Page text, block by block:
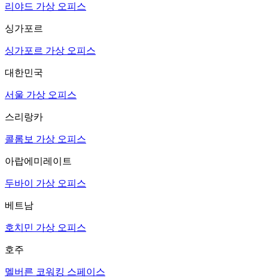
리야드 가상 오피스
싱가포르
싱가포르 가상 오피스
대한민국
서울 가상 오피스
스리랑카
콜롬보 가상 오피스
아랍에미레이트
두바이 가상 오피스
베트남
호치민 가상 오피스
호주
멜버른 코워킹 스페이스